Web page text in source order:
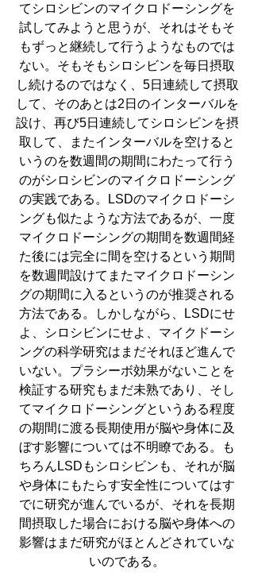
てシロシビンのマイクロドーシングを
試してみようと思うが、それはそもそ
もずっと継続して行うようなものでは
ない。そもそもシロシビンを毎日摂取
し続けるのではなく、5日連続して摂取
して、そのあとは2日のインターバルを
設け、再び5日連続してシロシビンを摂
取して、またインターバルを空けると
いうのを数週間の期間にわたって行う
のがシロシビンのマイクロドーシング
の実践である。LSDのマイクロドーシ
ングも似たような方法であるが、一度
マイクロドーシングの期間を数週間経
た後には完全に間を空けるという期間
を数週間設けてまたマイクロドーシン
グの期間に入るというのが推奨される
方法である。しかしながら、LSDにせ
よ、シロシビンにせよ、マイクドーシ
ングの科学研究はまだそれほど進んで
いない。プラシーボ効果がないことを
検証する研究もまだ未熟であり、そし
てマイクロドーシングというある程度
の期間に渡る長期使用が脳や身体に及
ぼす影響については不明瞭である。も
ちろんLSDもシロシビンも、それが脳
や身体にもたらす安全性についてはす
でに研究が進んでいるが、それを長期
間摂取した場合における脳や身体への
影響はまだ研究がほとんどされていな
いのである。